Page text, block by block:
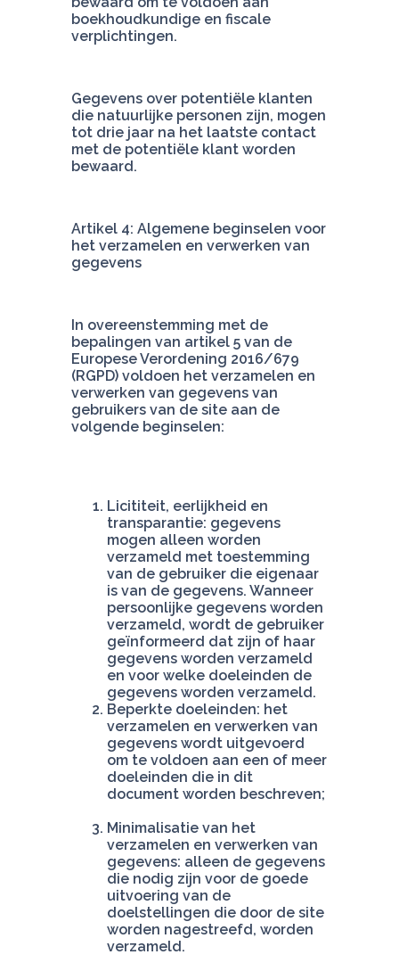
boekhoudkundige en fiscale
verplichtingen.
Gegevens over potentiële klanten
die natuurlijke personen zijn, mogen
tot drie jaar na het laatste contact
met de potentiële klant worden
bewaard.
Artikel 4: Algemene beginselen voor
het verzamelen en verwerken van
gegevens
In overeenstemming met de
bepalingen van artikel 5 van de
Europese Verordening 2016/679
(RGPD) voldoen het verzamelen en
verwerken van gegevens van
gebruikers van de site aan de
volgende beginselen:
Licititeit, eerlijkheid en
transparantie: gegevens
mogen alleen worden
verzameld met toestemming
van de gebruiker die eigenaar
is van de gegevens. Wanneer
persoonlijke gegevens worden
verzameld, wordt de gebruiker
geïnformeerd dat zijn of haar
gegevens worden verzameld
en voor welke doeleinden de
Beperkte doeleinden: het
verzamelen en verwerken van
gegevens wordt uitgevoerd
om te voldoen aan een of meer
doeleinden die in dit
document worden beschreven;
Minimalisatie van het
verzamelen en verwerken van
gegevens: alleen de gegevens
die nodig zijn voor de goede
uitvoering van de
doelstellingen die door de site
worden nagestreefd, worden
verzameld.